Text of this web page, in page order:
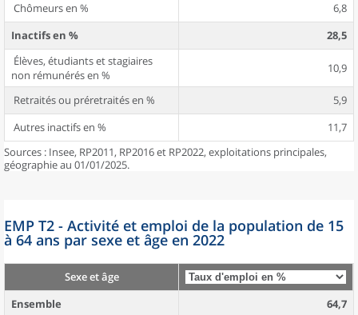
Chômeurs en %
6,8
Inactifs en %
28,5
Élèves, étudiants et stagiaires
non rémunérés en %
10,9
Retraités ou préretraités en %
5,9
Autres inactifs en %
11,7
Sources : Insee, RP2011, RP2016 et RP2022, exploitations principales,
géographie au 01/01/2025.
EMP T2 - Activité et emploi de la population de 15
à 64 ans par sexe et âge en 2022
Sexe et âge
Ensemble
64,7